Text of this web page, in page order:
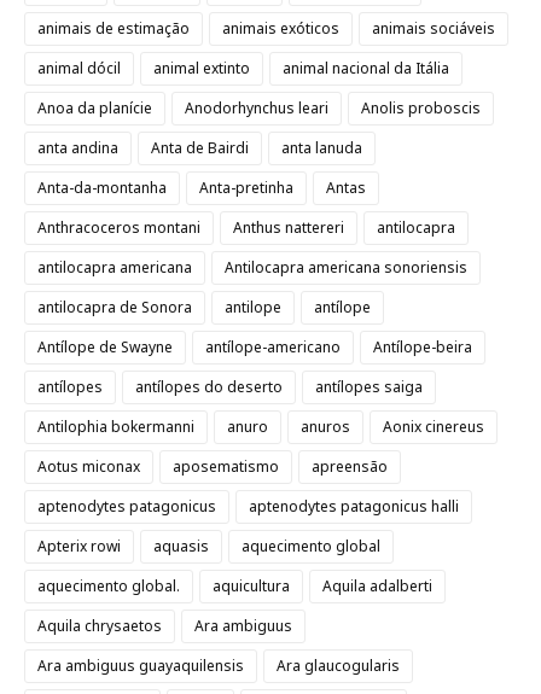
animais de estimação
animais exóticos
animais sociáveis
animal dócil
animal extinto
animal nacional da Itália
Anoa da planície
Anodorhynchus leari
Anolis proboscis
anta andina
Anta de Bairdi
anta lanuda
Anta-da-montanha
Anta-pretinha
Antas
Anthracoceros montani
Anthus nattereri
antilocapra
antilocapra americana
Antilocapra americana sonoriensis
antilocapra de Sonora
antilope
antílope
Antílope de Swayne
antílope-americano
Antílope-beira
antílopes
antílopes do deserto
antílopes saiga
Antilophia bokermanni
anuro anuros
Aonix cinereus
Aotus miconax
aposematismo
apreensão
aptenodytes patagonicus
aptenodytes patagonicus halli
Apterix rowi
aquasis
aquecimento global
aquecimento global.
aquicultura
Aquila adalberti
Aquila chrysaetos
Ara ambiguus
Ara ambiguus guayaquilensis
Ara glaucogularis